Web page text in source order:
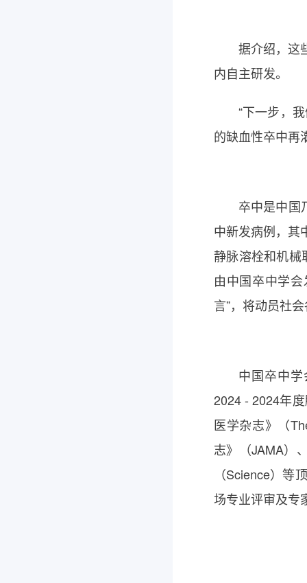
据介绍，这
内自主研发。
“下一步，
的缺血性卒中再
卒中是中国
中新发病例，其
静脉溶栓和机械
由中国卒中学
言”，将动员社
中国卒中
2024 - 2024年
医学杂志》（
志》（JAMA）
（Science）
场专业评审及专